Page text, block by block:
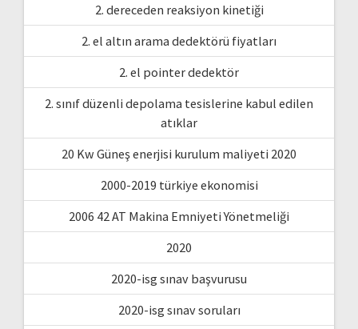
2. dereceden reaksiyon kinetiği
2. el altın arama dedektörü fiyatları
2. el pointer dedektör
2. sınıf düzenli depolama tesislerine kabul edilen
atıklar
20 Kw Güneş enerjisi kurulum maliyeti 2020
2000-2019 türkiye ekonomisi
2006 42 AT Makina Emniyeti Yönetmeliği
2020
2020-isg sınav başvurusu
2020-isg sınav soruları